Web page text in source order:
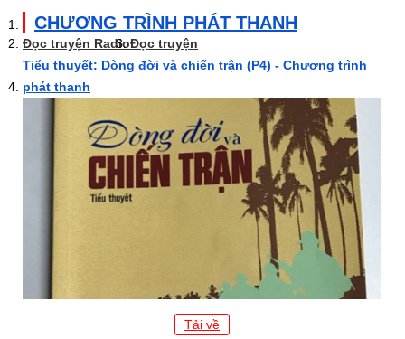
CHƯƠNG TRÌNH PHÁT THANH
Đọc truyện RadioĐọc truyện
Tiểu thuyết: Dòng đời và chiến trận (P4) - Chương trình
phát thanh
Tải về